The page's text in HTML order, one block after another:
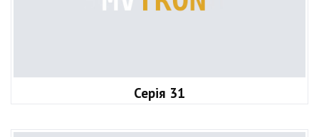
Серія 31